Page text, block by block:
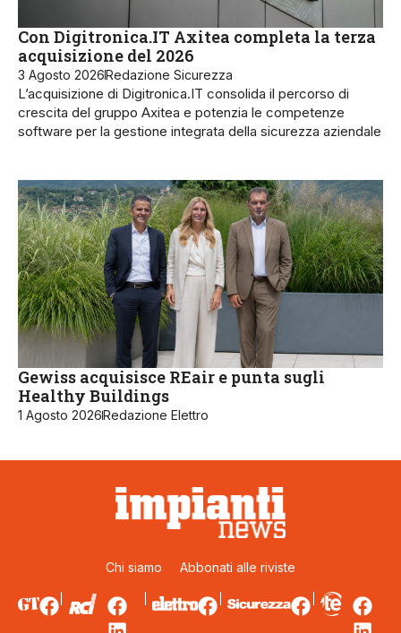
Con Digitronica.IT Axitea completa la terza
acquisizione del 2026
3 Agosto 2026Redazione Sicurezza
L’acquisizione di Digitronica.IT consolida il percorso di
crescita del gruppo Axitea e potenzia le competenze
software per la gestione integrata della sicurezza aziendale
Gewiss acquisisce REair e punta sugli
Healthy Buildings
1 Agosto 2026 Redazione Elettro
Chi siamo Abbonati alle riviste